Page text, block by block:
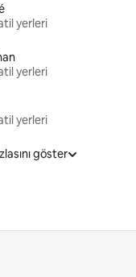
yerleri
yerleri
yerleri
göster